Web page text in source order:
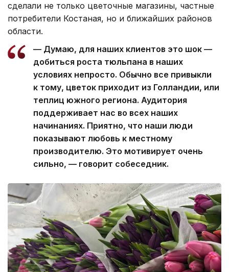
сделали не только цветочные магазины, частные
потребители Костаная, но и ближайших районов
области.
— Думаю, для наших клиентов это шок —
добиться роста тюльпана в наших
условиях непросто. Обычно все привыкли
к тому, цветок приходит из Голландии, или
теплиц южного региона. Аудитория
поддерживает нас во всех наших
начинаниях. Приятно, что наши люди
показывают любовь к местному
производителю. Это мотивирует очень
сильно, — говорит собеседник.